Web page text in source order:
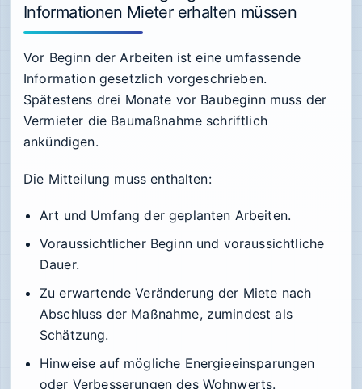
Informationen Mieter erhalten müssen
Vor Beginn der Arbeiten ist eine umfassende
Information gesetzlich vorgeschrieben.
Spätestens drei Monate vor Baubeginn muss der
Vermieter die Baumaßnahme schriftlich
ankündigen.
Die Mitteilung muss enthalten:
Art und Umfang der geplanten Arbeiten.
Voraussichtlicher Beginn und voraussichtliche
Dauer.
Zu erwartende Veränderung der Miete nach
Abschluss der Maßnahme, zumindest als
Schätzung.
Hinweise auf mögliche Energieeinsparungen
oder Verbesserungen des Wohnwerts.